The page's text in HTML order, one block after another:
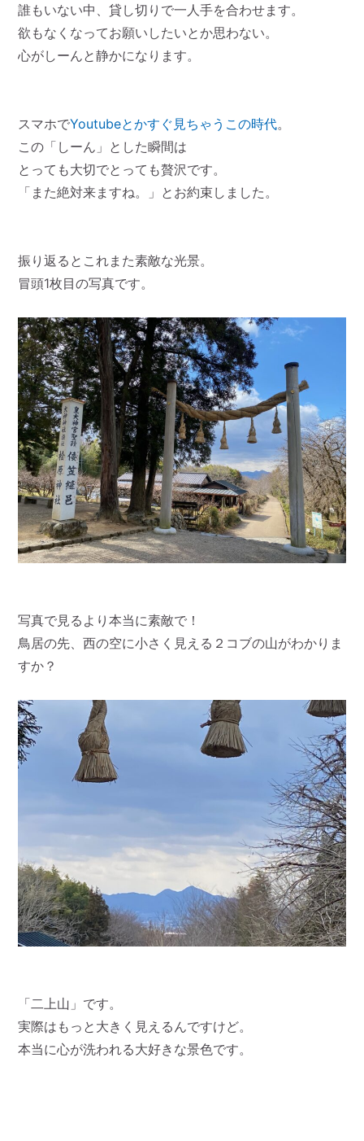
誰もいない中、貸し切りで一人手を合わせます。
欲もなくなってお願いしたいとか思わない。
心がしーんと静かになります。
スマホでYoutubeとかすぐ見ちゃうこの時代。
この「しーん」とした瞬間は
とっても大切でとっても贅沢です。
「また絶対来ますね。」とお約束しました。
振り返るとこれまた素敵な光景。
冒頭1枚目の写真です。
写真で見るより本当に素敵で！
鳥居の先、西の空に小さく見える２コブの山がわかりま
すか？
「二上山」です。
実際はもっと大きく見えるんですけど。
本当に心が洗われる大好きな景色です。